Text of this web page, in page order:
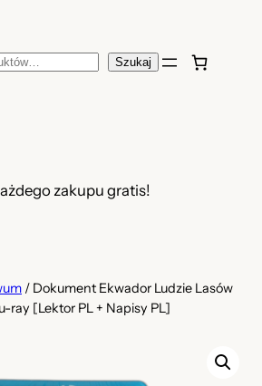
Szukaj
zakupu gratis!
/ Dokument Ekwador Ludzie Lasów
ray [Lektor PL + Napisy PL]